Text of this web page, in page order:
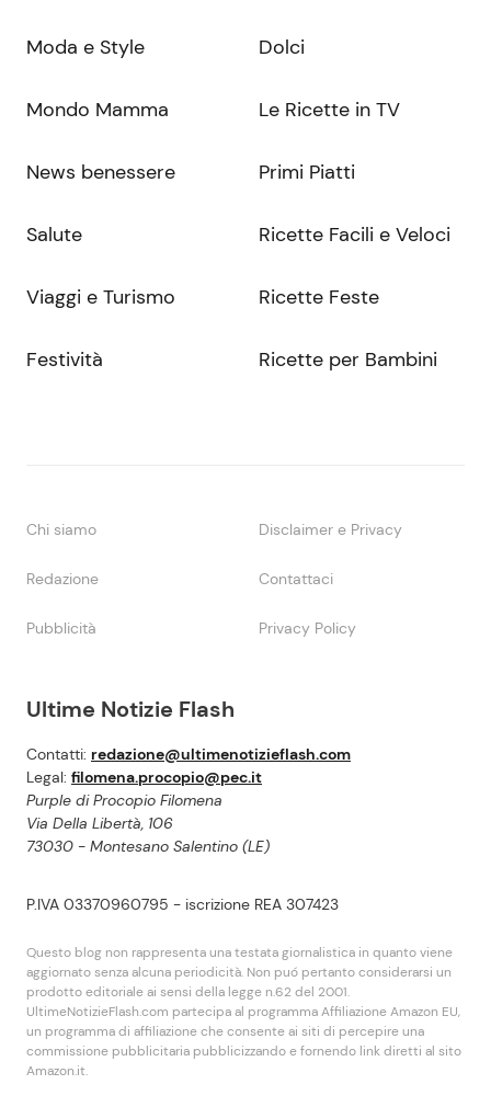
Ultime Notizie Flash
Contatti: redazione@ultimenotizieflash.com
Legal: filomena.procopio@pec.it
Purple di Procopio Filomena
Via Della Libertà, 106
73030 - Montesano Salentino (LE)
P.IVA 03370960795 - iscrizione REA 307423
Questo blog non rappresenta una testata giornalistica in quanto viene
aggiornato senza alcuna periodicità. Non puó pertanto considerarsi un
prodotto editoriale ai sensi della legge n.62 del 2001.
UltimeNotizieFlash.com partecipa al programma Affiliazione Amazon EU,
un programma di affiliazione che consente ai siti di percepire una
commissione pubblicitaria pubblicizzando e fornendo link diretti al sito
Amazon.it.
Moda e Style
Mondo Mamma
News benessere
Salute
Viaggi e Turismo
Festività
Dolci
Le Ricette in TV
Primi Piatti
Ricette Facili e Veloci
Ricette Feste
Ricette per Bambini
Chi siamo Disclaimer e Privacy
Redazione Contattaci
Pubblicità Privacy Policy